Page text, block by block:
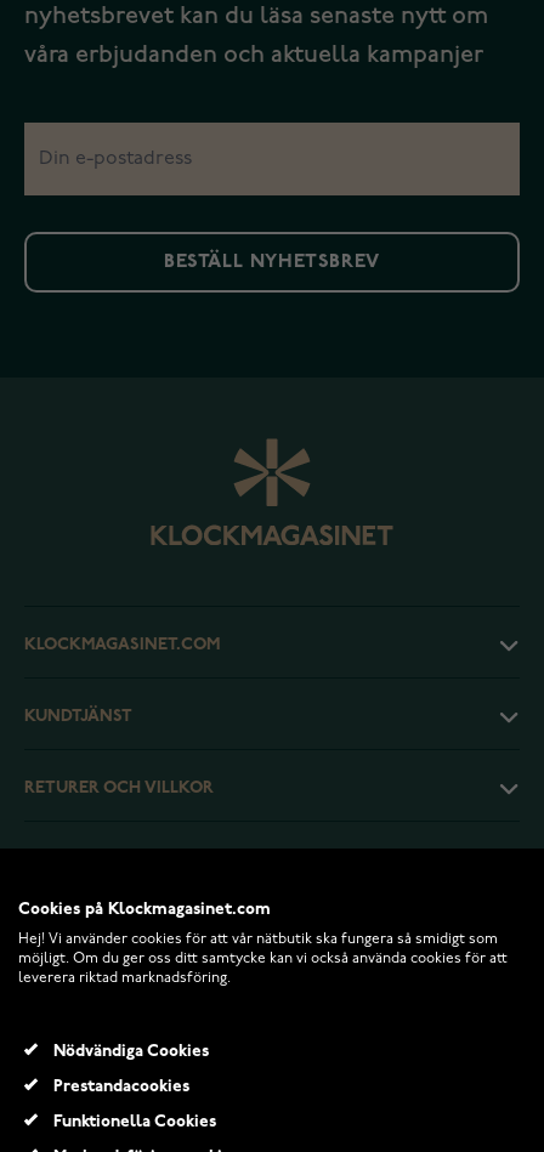
nyhetsbrevet kan du läsa senaste nytt om
våra erbjudanden och aktuella kampanjer
BESTÄLL NYHETSBREV
KLOCKMAGASINET.COM
KUNDTJÄNST
RETURER OCH VILLKOR
Cookies på Klockmagasinet.com
Hej! Vi använder cookies för att vår nätbutik ska fungera så smidigt som
möjligt. Om du ger oss ditt samtycke kan vi också använda cookies för att
leverera riktad marknadsföring.
Nödvändiga Cookies
Prestandacookies
Funktionella Cookies